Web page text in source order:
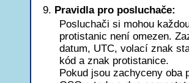
Pravidla pro posluchače:
Posluchači si mohou
protistanic není omezen.
datum, UTC, volací znak
kód a znak protistanice.
Pokud jsou zachyceny oba